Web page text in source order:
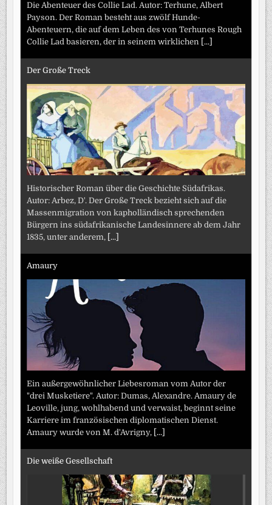
Die Abenteuer des Collie Lad. Autor: Terhune, Albert
Payson. Der Roman besteht aus zwölf Hunde-
Abenteuern, die auf dem Leben des von Terhunes Rough
Collie Lad basieren, der in seinem wirklichen [...]
Der Große Treck
Historischer Roman über die Geschichte Südafrikas.
Autor: Arbez, D'. Der Große Treck bezieht sich auf die
Massenmigration von kapholländisch sprechenden
Bürgern ins südafrikanische Landesinnere ab dem Jahr
1835, unter anderem, [...]
Amaury
Ein außergewöhnlicher Liebesroman vom Autor der
"drei Musketiere". Autor: Dumas, Alexandre. Amaury de
Leoville, jung, wohlhabend und verwaist, beginnt seine
Karriere im französischen diplomatischen Dienst.
Amaury wurde von M. d'Avrigny, [...]
Die weiße Gesellschaft